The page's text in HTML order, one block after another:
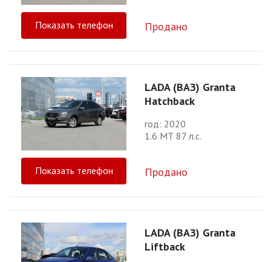
Показать телефон Продано
LADA (ВАЗ) Granta
Hatchback
год: 2020
1.6 МТ 87 л.с.
Показать телефон Продано
LADA (ВАЗ) Granta
Liftback